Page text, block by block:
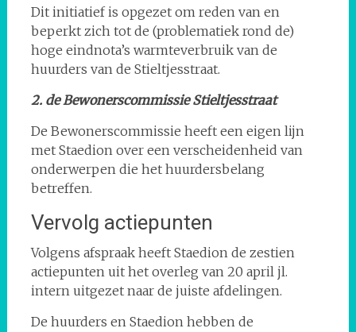
Dit initiatief is opgezet om reden van en
beperkt zich tot de (problematiek rond de)
hoge eindnota’s warmteverbruik van de
huurders van de Stieltjesstraat.
2. de Bewonerscommissie Stieltjesstraat
De Bewonerscommissie heeft een eigen lijn
met Staedion over een verscheidenheid van
onderwerpen die het huurdersbelang
betreffen.
Vervolg actiepunten
Volgens afspraak heeft Staedion de zestien
actiepunten uit het overleg van 20 april jl.
intern uitgezet naar de juiste afdelingen.
De huurders en Staedion hebben de